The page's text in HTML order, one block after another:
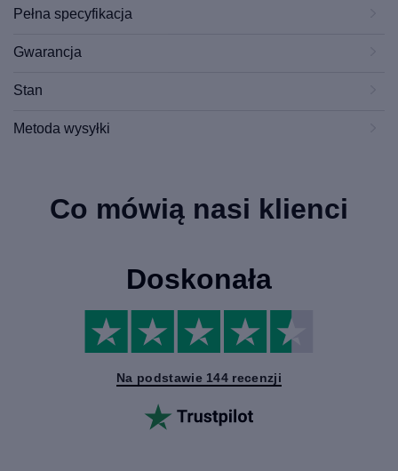
Pełna specyfikacja
Gwarancja
Stan
Metoda wysyłki
Co mówią nasi klienci
Doskonała
Na podstawie 144 recenzji